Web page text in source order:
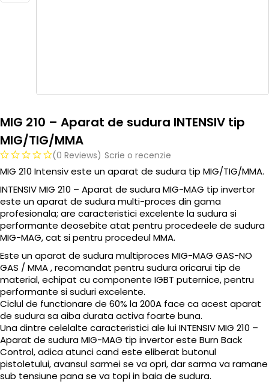
MIG 210 – Aparat de sudura INTENSIV tip
MIG/TIG/MMA
(0 Reviews) Scrie o recenzie
MIG 210 Intensiv este un aparat de sudura tip MIG/TIG/MMA.
INTENSIV MIG 210 – Aparat de sudura MIG-MAG tip invertor
este un aparat de sudura multi-proces din gama
profesionala; are caracteristici excelente la sudura si
performante deosebite atat pentru procedeele de sudura
MIG-MAG, cat si pentru procedeul MMA.
Este un aparat de sudura multiproces MIG-MAG GAS-NO
GAS / MMA , recomandat pentru sudura oricarui tip de
material, echipat cu componente IGBT puternice, pentru
performante si suduri excelente.
Ciclul de functionare de 60% la 200A face ca acest aparat
de sudura sa aiba durata activa foarte buna.
Una dintre celelalte caracteristici ale lui INTENSIV MIG 210 –
Aparat de sudura MIG-MAG tip invertor este Burn Back
Control, adica atunci cand este eliberat butonul
pistoletului, avansul sarmei se va opri, dar sarma va ramane
sub tensiune pana se va topi in baia de sudura.